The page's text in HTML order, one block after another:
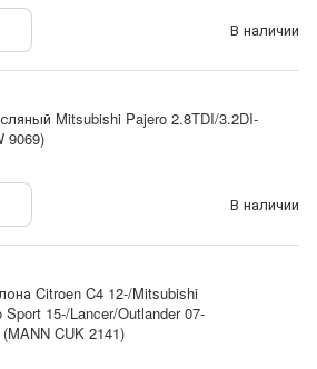
В наличии
Mitsubishi Pajero 2.8TDI/3.2DI-
9069)
В наличии
Citroen C4 12-/Mitsubishi
Sport 15-/Lancer/Outlander 07-
CUK 2141)